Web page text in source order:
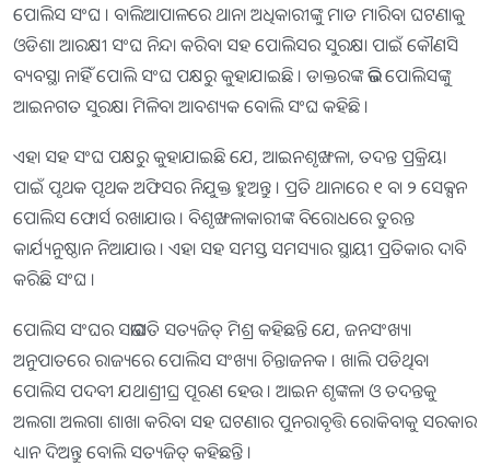
ପୋଲିସ ସଂଘ । ବାଲିଆପାଳରେ ଥାନା ଅଧିକାରୀଙ୍କୁ ମାଡ ମାରିବା ଘଟଣାକୁ
ଓଡିଶା ଆରକ୍ଷୀ ସଂଘ ନିନ୍ଦା କରିବା ସହ ପୋଲିସର ସୁରକ୍ଷା ପାଇଁ କୌଣସି
ବ୍ୟବସ୍ଥା ନାହିଁ ପୋଲି ସଂଘ ପକ୍ଷରୁ କୁହାଯାଇଛି । ଡାକ୍ତରଙ୍କ ଭଳି ପୋଲିସଙ୍କୁ
ଆଇନଗତ ସୁରକ୍ଷା ମିଳିବା ଆବଶ୍ୟକ ବୋଲି ସଂଘ କହିଛି ।
ଏହା ସହ ସଂଘ ପକ୍ଷରୁ କୁହାଯାଇଛି ଯେ, ଆଇନଶୃଙ୍ଖଳା, ତଦନ୍ତ ପ୍ରକ୍ରିୟା
ପାଇଁ ପୃଥକ ପୃଥକ ଅଫିସର ନିଯୁକ୍ତ ହୁଅନ୍ତୁ । ପ୍ରତି ଥାନାରେ ୧ ବା ୨ ସେକ୍ସନ
ପୋଲିସ ଫୋର୍ସ ରଖାଯାଉ । ବିଶୃଙ୍ଖଳାକାରୀଙ୍କ ବିରୋଧରେ ତୁରନ୍ତ
କାର୍ଯ୍ୟନୁଷ୍ଠାନ ନିଆଯାଉ । ଏହା ସହ ସମସ୍ତ ସମସ୍ୟାର ସ୍ଥାୟୀ ପ୍ରତିକାର ଦାବି
କରିଛି ସଂଘ ।
ପୋଲିସ ସଂଘର ସଭାପତି ସତ୍ୟଜିତ୍ ମିଶ୍ର କହିଛନ୍ତି ଯେ, ଜନସଂଖ୍ୟା
ଅନୁପାତରେ ରାଜ୍ୟରେ ପୋଲିସ ସଂଖ୍ୟା ଚିନ୍ତାଜନକ । ଖାଲି ପଡିଥିବା
ପୋଲିସ ପଦବୀ ଯଥାଶ୍ରୀଘ୍ର ପୂରଣ ହେଉ । ଆଇନ ଶୃଙ୍କଳା ଓ ତଦନ୍ତକୁ
ଅଲଗା ଅଲଗା ଶାଖା କରିବା ସହ ଘଟଣାର ପୁନରାବୃତ୍ତି ରୋକିବାକୁ ସରକାର
ଧ୍ୟାନ ଦିଅନ୍ତୁ ବୋଲି ସତ୍ୟଜିତ୍ କହିଛନ୍ତି ।